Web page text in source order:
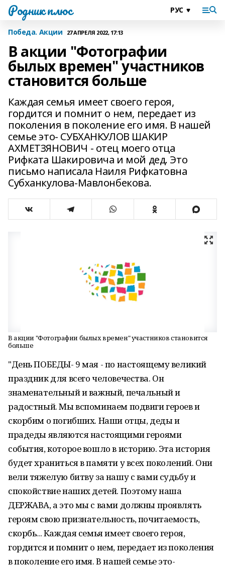
Родник плюс
Победа. Акции 27 АПРЕЛЯ 2022, 17:13
В акции "Фотографии
былых времен" участников
становится больше
Каждая семья имеет своего героя,
гордится и помнит о нем, передает из
поколения в поколение его имя. В нашей
семье это- СУБХАНКУЛОВ ШАКИР
АХМЕТЗЯНОВИЧ - отец моего отца
Рифката Шакировича и мой дед. Это
письмо написала Наиля Рифкатовна
Субханкулова-Мавлонбекова.
В акции "Фотографии былых времен" участников становится
больше
"День ПОБЕДЫ- 9 мая - по настоящему великий
праздник для всего человечества. Он
знаменательный и важный, печальный и
радостный. Мы вспоминаем подвиги героев и
скорбим о погибших. Наши отцы, деды и
прадеды являются настоящими героями
события, которое вошло в историю. Эта история
будет храниться в памяти у всех поколений. Они
вели тяжелую битву за нашу с вами судьбу и
спокойствие наших детей. Поэтому наша
ДЕРЖАВА, а это мы с вами должны проявлять
героям свою признательность, почитаемость,
скорбь... Каждая семья имеет своего героя,
гордится и помнит о нем, передает из поколения
в поколение его имя. В нашей семье это-